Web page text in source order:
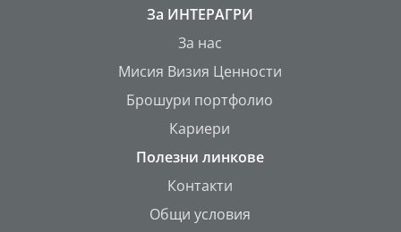
За ИНТЕРАГРИ
За нас
Мисия Визия Ценности
Брошури портфолио
Кариери
Полезни линкове
Контакти
Общи условия